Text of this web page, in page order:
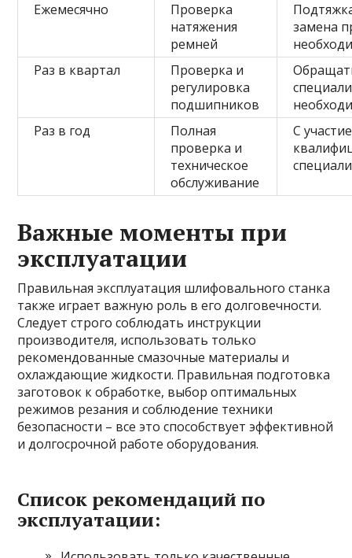
Ежемесячно
Проверка
натяжения
ремней
замена
Раз в квартал
Проверка и
регулировка
подшипников
Раз в год
Полная
проверка и
техническое
обслуживание
С
Важные моменты при
эксплуатации
Правильная эксплуатация шлифовального станка
также играет важную роль в его долговечности.
Следует строго соблюдать инструкции
производителя, использовать только
рекомендованные смазочные материалы и
охлаждающие жидкости. Правильная подготовка
заготовок к обработке, выбор оптимальных
режимов резания и соблюдение техники
безопасности – все это способствует эффективной
и долгосрочной работе оборудования.
Список рекомендаций по
эксплуатации: